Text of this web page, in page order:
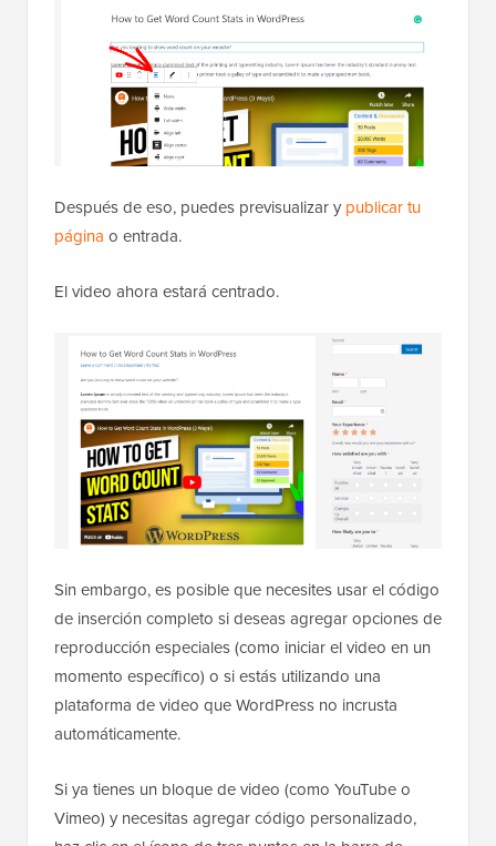
Después de eso, puedes previsualizar y publicar tu
página o entrada.
El video ahora estará centrado.
Sin embargo, es posible que necesites usar el código
de inserción completo si deseas agregar opciones de
reproducción especiales (como iniciar el video en un
momento específico) o si estás utilizando una
plataforma de video que WordPress no incrusta
automáticamente.
Si ya tienes un bloque de video (como YouTube o
Vimeo) y necesitas agregar código personalizado,